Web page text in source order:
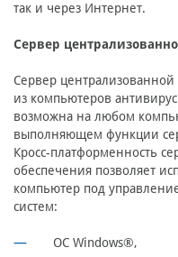
так и через Интернет.
Сервер
Сервер
из компьютеров
возможна на любом
выполняющем функции
Кросc-платформенность
обеспечения позволяет
компьютер под
систем:
ОС Windows®,